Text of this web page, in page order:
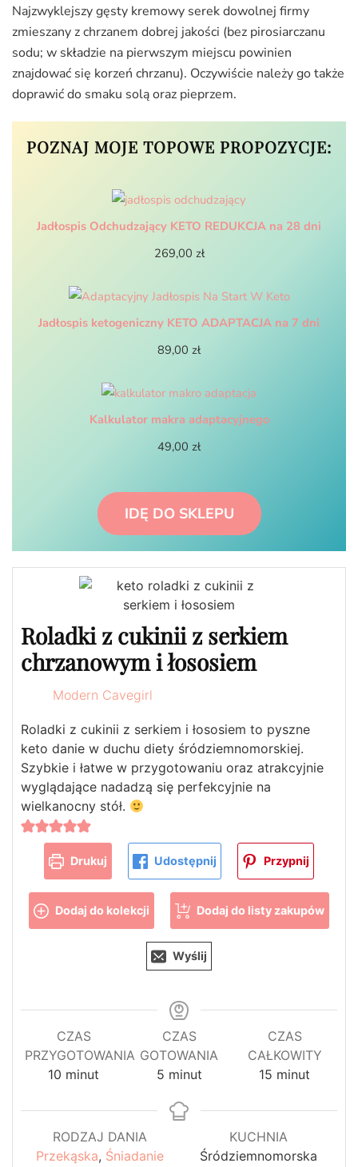
Najzwyklejszy gęsty kremowy serek dowolnej firmy
zmieszany z chrzanem dobrej jakości (bez pirosiarczanu
sodu; w składzie na pierwszym miejscu powinien
znajdować się korzeń chrzanu). Oczywiście należy go także
doprawić do smaku solą oraz pieprzem.
POZNAJ MOJE TOPOWE PROPOZYCJE:
Jadłospis Odchudzający KETO REDUKCJA na 28 dni
269,00 zł
Jadłospis ketogeniczny KETO ADAPTACJA na 7 dni
89,00 zł
Kalkulator makra adaptacyjnego
49,00 zł
IDĘ DO SKLEPU
Roladki z cukinii z serkiem
chrzanowym i łososiem
Modern Cavegirl
Roladki z cukinii z serkiem i łososiem to pyszne
keto danie w duchu diety śródziemnomorskiej.
Szybkie i łatwe w przygotowaniu oraz atrakcyjnie
wyglądające nadadzą się perfekcyjnie na
wielkanocny stół.
Drukuj Udostępnij Przypnij
Dodaj do kolekcji Dodaj do listy zakupów
Wyślij
CZAS
PRZYGOTOWANIA
10 minuty
minut
CZAS
GOTOWANIA
5minuty
minut
CZAS
CAŁKOWITY
15 minuty
minut
RODZAJ DANIA
Przekąska, Śniadanie
KUCHNIA
Śródziemnomorska